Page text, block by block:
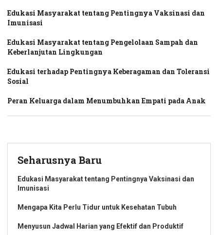
Edukasi Masyarakat tentang Pentingnya Vaksinasi dan
Imunisasi
Edukasi Masyarakat tentang Pengelolaan Sampah dan
Keberlanjutan Lingkungan
Edukasi terhadap Pentingnya Keberagaman dan Toleransi
Sosial
Peran Keluarga dalam Menumbuhkan Empati pada Anak
Seharusnya Baru
Edukasi Masyarakat tentang Pentingnya Vaksinasi dan
Imunisasi
Mengapa Kita Perlu Tidur untuk Kesehatan Tubuh
Menyusun Jadwal Harian yang Efektif dan Produktif